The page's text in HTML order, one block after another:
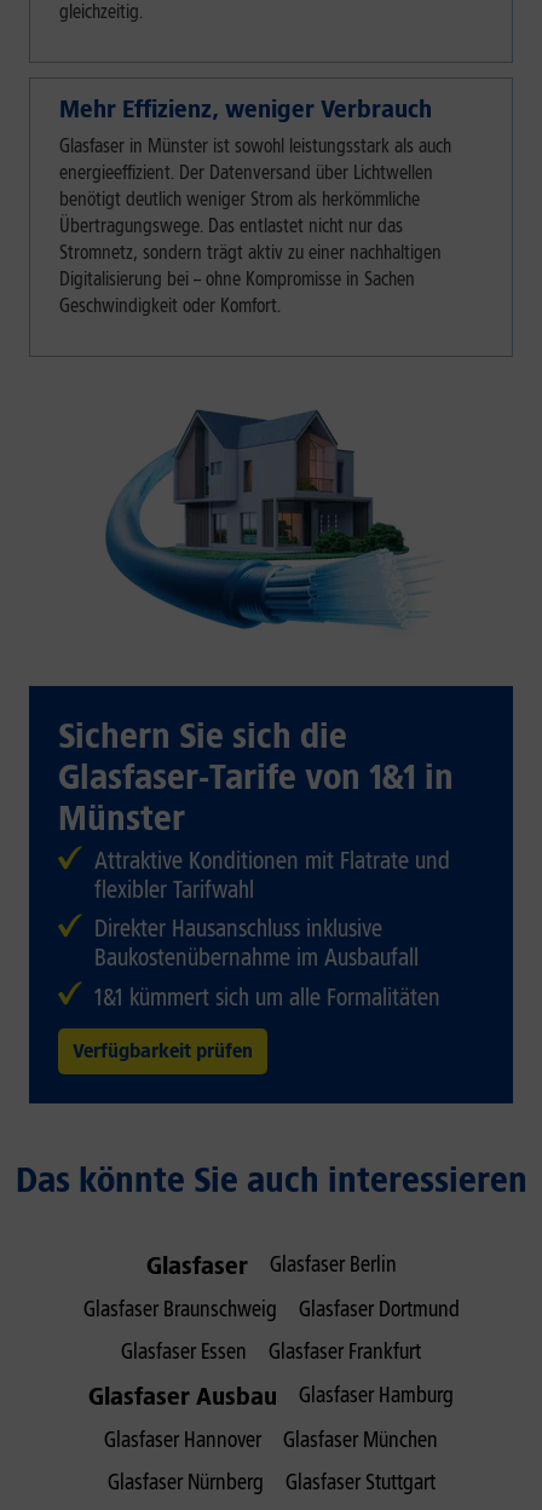
gleichzeitig.
Mehr Effizienz, weniger Verbrauch
Glasfaser in Münster ist sowohl leistungsstark als auch
energieeffizient. Der Datenversand über Lichtwellen
benötigt deutlich weniger Strom als herkömmliche
Übertragungswege. Das entlastet nicht nur das
Stromnetz, sondern trägt aktiv zu einer nachhaltigen
Digitalisierung bei – ohne Kompromisse in Sachen
Geschwindigkeit oder Komfort.
Sichern Sie sich die
Glasfaser-Tarife von 1&1 in
Münster
Attraktive Konditionen mit Flatrate und
flexibler Tarifwahl
Direkter Hausanschluss inklusive
Baukostenübernahme im Ausbaufall
1&1 kümmert sich um alle Formalitäten
Verfügbarkeit prüfen
Das könnte Sie auch interessieren
Glasfaser
Glasfaser Berlin
Glasfaser Braunschweig
Glasfaser Dortmund
Glasfaser Essen
Glasfaser Frankfurt
Glasfaser Ausbau
Glasfaser Hamburg
Glasfaser Hannover
Glasfaser München
Glasfaser Nürnberg
Glasfaser Stuttgart